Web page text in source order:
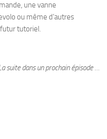
une vanne
ou même d’autres
futur tutoriel.
suite dans un prochain épisode …